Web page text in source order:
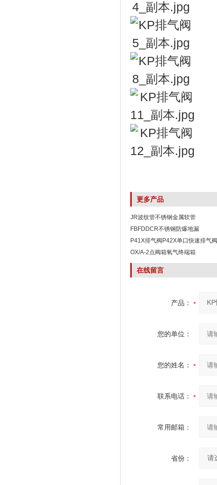
更多产品
JR波纹管不锈钢金属软管
FBFDDCR不锈钢防爆地漏
P41X排气阀P42X单口快速排气阀
OX/A-2点阀箱氧气终端箱
在线留言
产品：
您的单位：
您的姓名：
联系电话：
常用邮箱：
省份：